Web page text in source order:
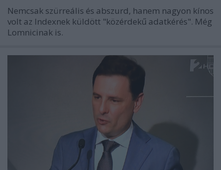
Nemcsak szürreális és abszurd, hanem nagyon kínos
volt az Indexnek küldött "közérdekű adatkérés". Még
Lomnicinak is.